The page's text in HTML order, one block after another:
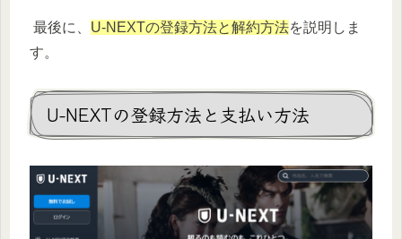
最後に、 U-NEXTの登録方法と解約方法を説明しま
す。
U-NEXTの登録方法と支払い方法